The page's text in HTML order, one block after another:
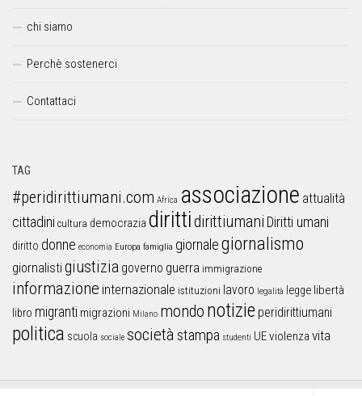
chi siamo
Perchè sostenerci
Contattaci
TAG
#peridirittiumani.com Africa associazione attualità
cittadini cultura democrazia dirittidirittiumani Diritti umani
diritto donne economia Europa famiglia giornalegiornalismo
giornalistigiustizia governo guerra immigrazione
informazione internazionale istituzioni lavoro legalità legge libertà
libro migranti migrazioni Milano mondo notizie peridirittiumani
politica scuola sociale società stampa studenti UEviolenza vita